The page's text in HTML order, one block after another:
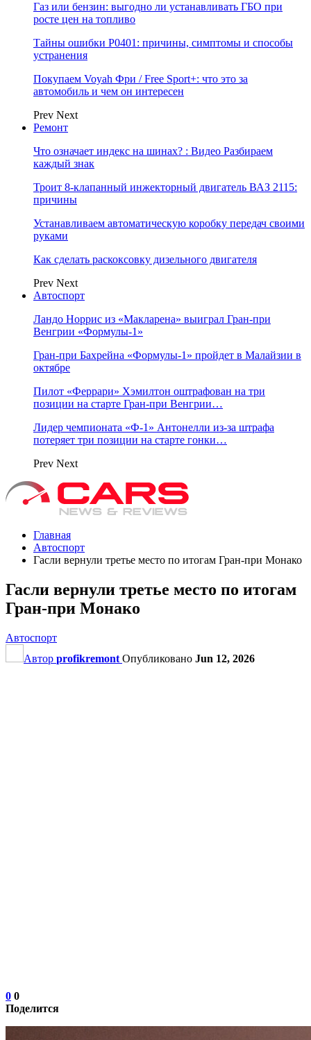
Газ или бензин: выгодно ли устанавливать ГБО при
росте цен на топливо
Тайны ошибки P0401: причины, симптомы и способы
устранения
Покупаем Voyah Фри / Free Sport+: что это за
автомобиль и чем он интересен
Prev Next
Ремонт
Что означает индекс на шинах? : Видео Разбираем
каждый знак
Троит 8-клапанный инжекторный двигатель ВАЗ 2115:
причины
Устанавливаем автоматическую коробку передач своими
руками
Как сделать раскоксовку дизельного двигателя
Prev Next
Автоспорт
Ландо Норрис из «Макларена» выиграл Гран‑при
Венгрии «Формулы‑1»
Гран‑при Бахрейна «Формулы‑1» пройдет в Малайзии в
октябре
Пилот «Феррари» Хэмилтон оштрафован на три
позиции на старте Гран‑при Венгрии…
Лидер чемпионата «Ф‑1» Антонелли из‑за штрафа
потеряет три позиции на старте гонки…
Prev Next
Главная
Автоспорт
Гасли вернули третье место по итогам Гран‑при Монако
Гасли вернули третье место по итогам
Гран‑при Монако
Автоспорт
Автор profikremont Опубликовано Jun 12, 2026
0 0
Поделится